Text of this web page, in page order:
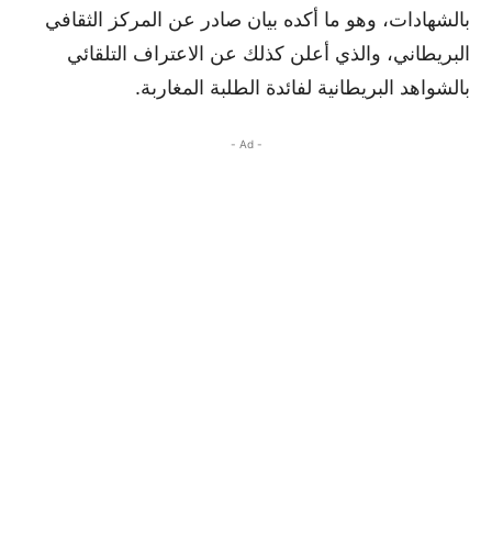
بالشهادات، وهو ما أكده بيان صادر عن المركز الثقافي
البريطاني، والذي أعلن كذلك عن الاعتراف التلقائي
بالشواهد البريطانية لفائدة الطلبة المغاربة.
- Ad -